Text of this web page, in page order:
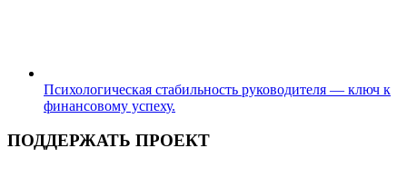
Психологическая стабильность руководителя — ключ к
финансовому успеху.
ПОДДЕРЖАТЬ ПРОЕКТ